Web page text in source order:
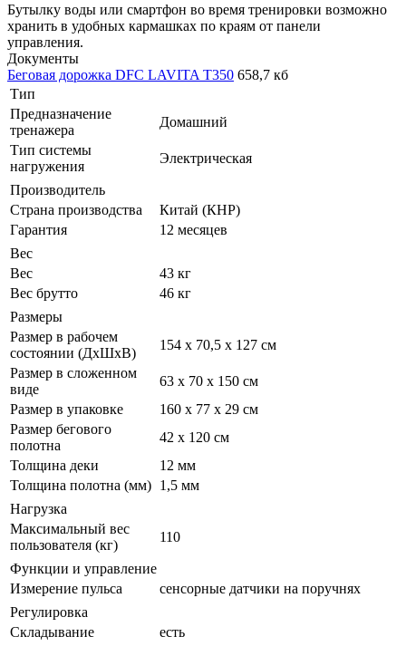
Бутылку воды или смартфон во время тренировки возможно
хранить в удобных кармашках по краям от панели
управления.
Документы
Беговая дорожка DFC LAVITA T350 658,7 кб
Тип
Предназначение
тренажера
Домашний
Тип системы
нагружения
Электрическая
Производитель
Страна производства
Китай (КНР)
Гарантия
12 месяцев
Вес
Вес
43 кг
Вес брутто
46 кг
Размеры
Размер в рабочем
состоянии (ДxШxВ)
154 х 70,5 х 127 см
Размер в сложенном
виде
63 х 70 х 150 см
Размер в упаковке
160 х 77 х 29 см
Размер бегового
полотна
42 х 120 см
Толщина деки
12 мм
Толщина полотна (мм) 1,5 мм
Нагрузка
Максимальный вес
пользователя (кг)
110
Функции и управление
Измерение пульса
сенсорные датчики на поручнях
Регулировка
Складывание
есть